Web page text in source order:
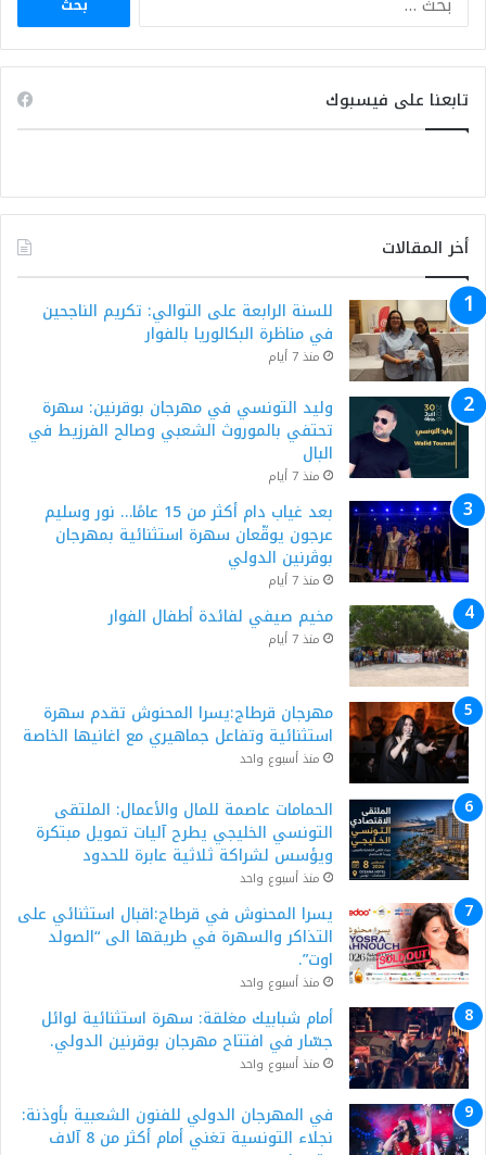
تابعنا على فيسبوك
أخر المقالات
للسنة الرابعة على التوالي: تكريم الناجحين
في مناظرة البكالوريا بالفوار
منذ 7 أيام
وليد التونسي في مهرجان بوقرنين: سهرة
تحتفي بالموروث الشعبي وصالح الفرزيط في
البال
منذ 7 أيام
بعد غياب دام أكثر من 15 عامًا… نور وسليم
عرجون يوقّعان سهرة استثنائية بمهرجان
بوڨرنين الدولي
منذ 7 أيام
مخيم صيفي لفائدة أطفال الفوار
منذ 7 أيام
مهرجان قرطاج:يسرا المحنوش تقدم سهرة
استثنائية وتفاعل جماهيري مع اغانيها الخاصة
منذ أسبوع واحد
الحمامات عاصمة للمال والأعمال: الملتقى
التونسي الخليجي يطرح آليات تمويل مبتكرة
ويؤسس لشراكة ثلاثية عابرة للحدود
منذ أسبوع واحد
يسرا المحنوش في قرطاج:اقبال استثنائي على
التذاكر والسهرة في طريقها الى “الصولد
اوت”.
منذ أسبوع واحد
أمام شبابيك مغلقة: سهرة استثنائية لوائل
جسّار في افتتاح مهرجان بوقرنين الدولي.
منذ أسبوع واحد
في المهرجان الدولي للفنون الشعبية بأوذنة:
نجلاء التونسية تغني أمام أكثر من 8 آلاف